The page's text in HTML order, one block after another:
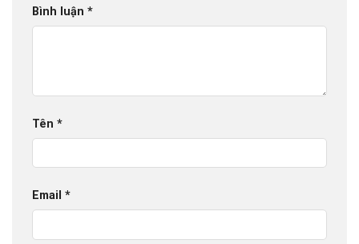
Bình luận *
Tên *
Email *